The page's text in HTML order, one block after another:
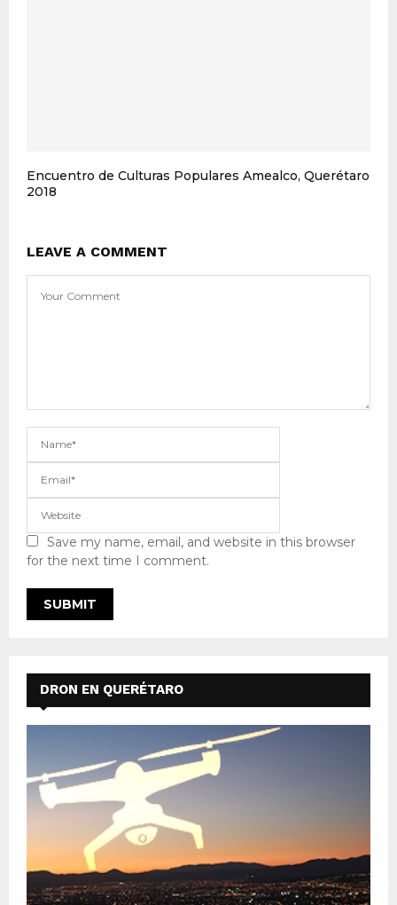
Encuentro de Culturas Populares Amealco, Querétaro
2018
LEAVE A COMMENT
Save my name, email, and website in this browser
for the next time I comment.
DRON EN QUERÉTARO